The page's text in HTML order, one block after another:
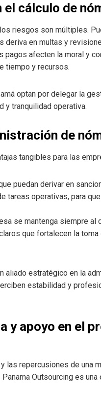
cálculo de
riesgos son múltiples.
en multas y
afecten la moral y
tiempo y recursos.
optan por delegar la
y tranquilidad operativa.
de
tangibles para las
puedan derivar en
tareas operativas, para
se mantenga siempre al
que fortalecen la
aliado estratégico en la
estabilidad y
y apoyo en el
las repercusiones de una
Outsourcing es